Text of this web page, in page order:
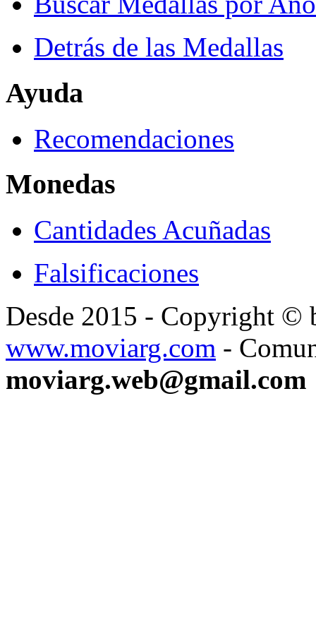
Detrás de las Medallas
Ayuda
Recomendaciones
Monedas
Cantidades Acuñadas
Falsificaciones
Desde 2015 - Copyright ©
www.moviarg.com -
moviarg.web@gmail.com